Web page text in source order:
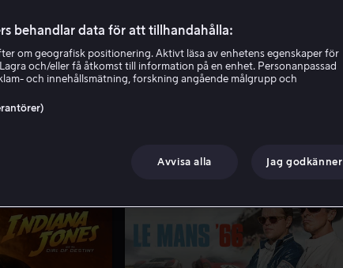
James Mangold
Skribent Exekutiv producent Skådespelare
behandlar data för att tillhandahålla:
om geografisk positionering. Aktivt läsa av enhetens egenskaper för
och/eller få åtkomst till information på en enhet. Personanpassad
och innehållsmätning, forskning angående målgrupp och
Avvisa alla Jag godkänner